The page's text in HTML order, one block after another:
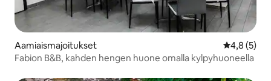
Aamiaismajoitukset
4,8 (5)
Fabion B&B, kahden hengen huone omalla kylpyhuoneella